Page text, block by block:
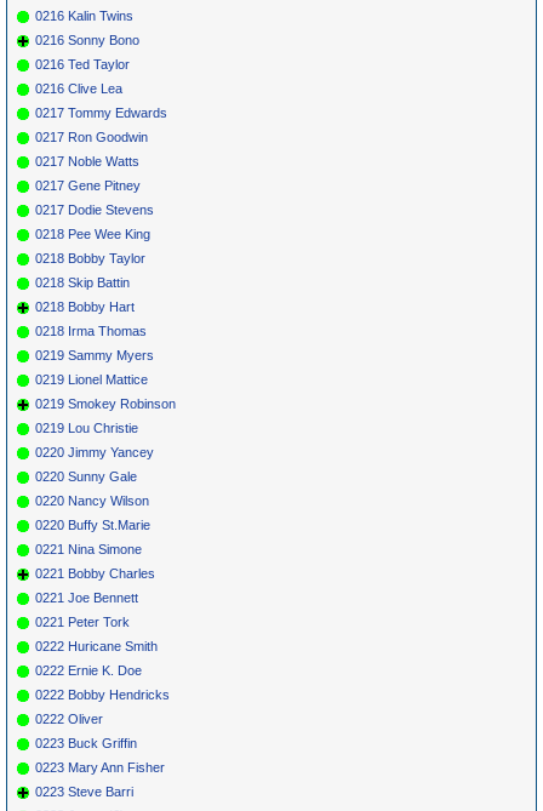
0216 Kalin Twins
0216 Sonny Bono
0216 Ted Taylor
0216 Clive Lea
0217 Tommy Edwards
0217 Ron Goodwin
0217 Noble Watts
0217 Gene Pitney
0217 Dodie Stevens
0218 Pee Wee King
0218 Bobby Taylor
0218 Skip Battin
0218 Bobby Hart
0218 Irma Thomas
0219 Sammy Myers
0219 Lionel Mattice
0219 Smokey Robinson
0219 Lou Christie
0220 Jimmy Yancey
0220 Sunny Gale
0220 Nancy Wilson
0220 Buffy St.Marie
0221 Nina Simone
0221 Bobby Charles
0221 Joe Bennett
0221 Peter Tork
0222 Huricane Smith
0222 Ernie K. Doe
0222 Bobby Hendricks
0222 Oliver
0223 Buck Griffin
0223 Mary Ann Fisher
0223 Steve Barri